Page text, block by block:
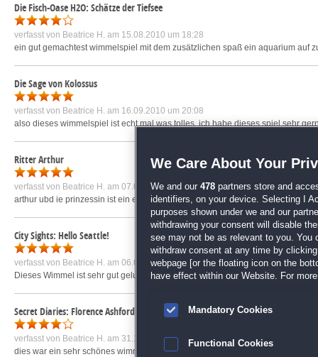
Die Fisch-Oase H2O: Schätze der Tiefsee
verfasst von Beatrice H. am 15.08.2010 um 18:28
ein gut gemachtest wimmelspiel mit dem zusätzlichen spaß ein aquarium auf
Die Sage von Kolossus
verfasst von Beatrice H. am 16.09.2010 um 20:08
also dieses wimmelspiel ist echt mal was tolles. ich habe dieses spiel sehr
Ritter Arthur
verfasst von Beatrice H. am 07.08.2009 um 21:31
arthur ubd ie prinzessin ist ein echt tolles klick-managment-spiel. es ist sehr
City Sights: Hello Seattle!
verfasst von Beatrice H. am 06.03.2011 um 15:13
Dieses Wimmel ist sehr gut gelungen. Es hat mir sehr viel Spaß gemacht.
Secret Diaries: Florence Ashford
verfasst von Beatrice H. am 31.12.2010 um 17:29
dies war ein sehr schönes wimmelspiel. einige puzzle waren auch schon
We Care About Your
We and our 478 partners store and
identifiers, on your device. Selecting I
purposes shown under we and our
withdrawing your consent will disable
see may not be as relevant to you. You
withdraw consent at any time by
webpage [or the floating icon on the
have effect within our Website. For
Mandatory Cookies
Functional Cookies